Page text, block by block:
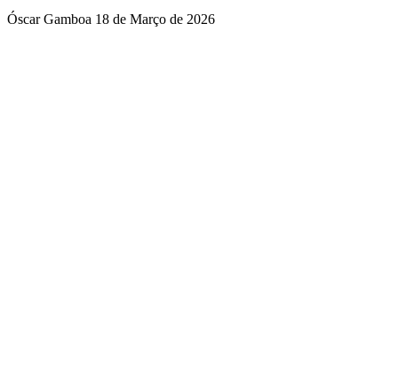
Óscar Gamboa 18 de Março de 2026